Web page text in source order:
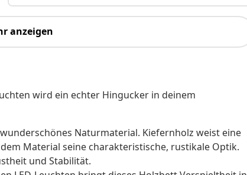
anzeigen
wird ein echter Hingucker in deinem
Naturmaterial. Kiefernholz weist eine
Material seine charakteristische, rustikale Optik.
und Stabilität.